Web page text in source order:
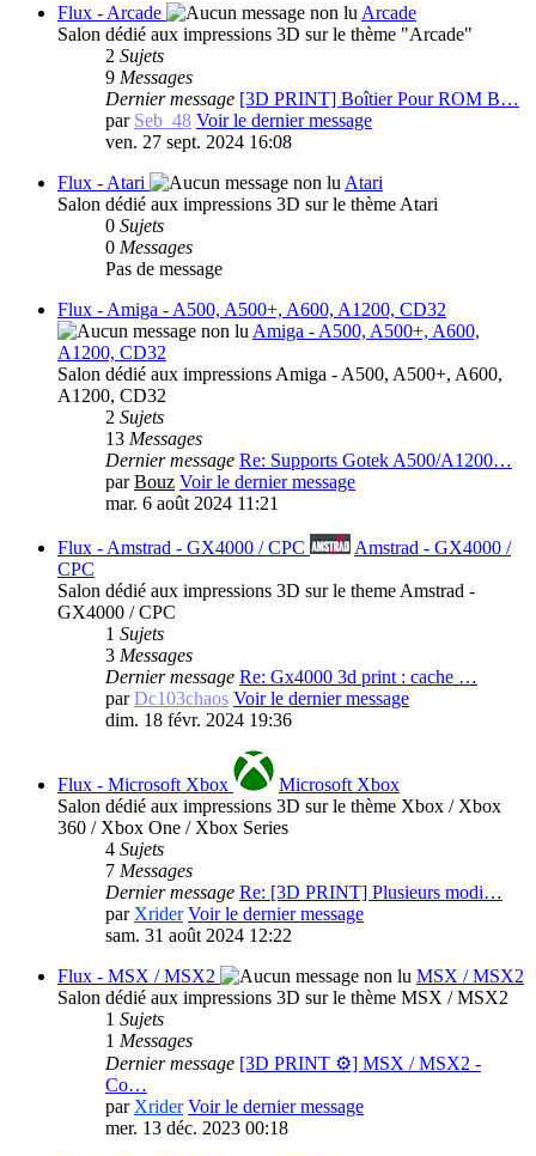
Flux - Arcade
Arcade
Salon dédié aux impressions 3D sur le thème "Arcade"
2 Sujets
9 Messages
Dernier message [3D PRINT] Boîtier Pour ROM B…
par Seb_48 Voir le dernier message
ven. 27 sept. 2024 16:08
Flux - Atari
Atari
Salon dédié aux impressions 3D sur le thème Atari
0 Sujets
0 Messages
Pas de message
Flux - Amiga - A500, A500+, A600, A1200, CD32
Amiga - A500, A500+, A600,
A1200, CD32
Salon dédié aux impressions Amiga - A500, A500+, A600,
A1200, CD32
2 Sujets
13 Messages
Dernier message Re: Supports Gotek A500/A1200…
parBouz Voir le dernier message
mar. 6 août 2024 11:21
Flux - Amstrad - GX4000 / CPC
Amstrad - GX4000 /
CPC
Salon dédié aux impressions 3D sur le theme Amstrad -
GX4000 / CPC
1 Sujets
3 Messages
Dernier message Re: Gx4000 3d print : cache …
parDc103chaos Voir le dernier message
dim. 18 févr. 2024 19:36
Flux - Microsoft Xbox
Microsoft Xbox
Salon dédié aux impressions 3D sur le thème Xbox / Xbox
360 / Xbox One / Xbox Series
4 Sujets
7 Messages
Dernier message Re: [3D PRINT] Plusieurs modi…
par Xrider Voir le dernier message
sam. 31 août 2024 12:22
Flux - MSX / MSX2
MSX / MSX2
Salon dédié aux impressions 3D sur le thème MSX / MSX2
1 Sujets
1 Messages
Dernier message [3D PRINT ⚙️] MSX / MSX2 -
Co…
par Xrider Voir le dernier message
mer. 13 déc. 2023 00:18